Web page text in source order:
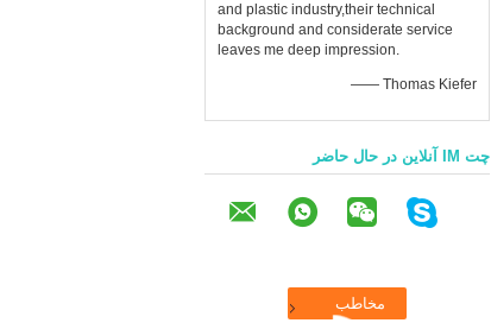
and plastic industry,their technical
background and considerate service
leaves me deep impression.
—— Thomas Kiefer
چت IM آنلاین در حال حاضر